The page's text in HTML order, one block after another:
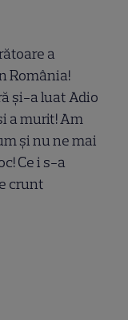
a
România!
și-a luat Adio
a murit! Am
și nu ne mai
Ce i s-a
crunt